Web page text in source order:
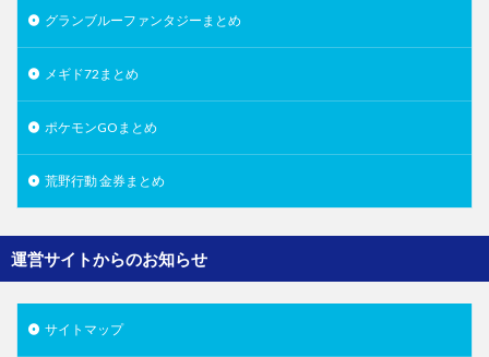
グランブルーファンタジーまとめ
メギド72まとめ
ポケモンGOまとめ
荒野行動 金券まとめ
運営サイトからのお知らせ
サイトマップ